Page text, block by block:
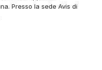
Presso la sede Avis di